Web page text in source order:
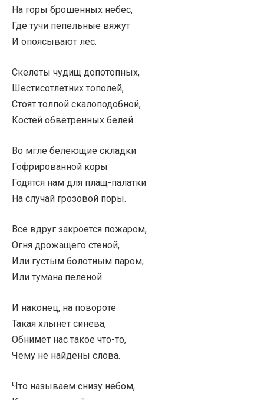
На горы брошенных небес,
Где тучи пепельные вяжут
И опоясывают лес.
Скелеты чудищ допотопных,
Шестисотлетних тополей,
Стоят толпой скалоподобной,
Костей обветренных белей.
Во мгле белеющие складки
Гофрированной коры
Годятся нам для плащ-палатки
На случай грозовой поры.
Все вдруг закроется пожаром,
Огня дрожащего стеной,
Или густым болотным паром,
Или тумана пеленой.
И наконец, на повороте
Такая хлынет синева,
Обнимет нас такое что-то,
Чему не найдены слова.
Что называем снизу небом,